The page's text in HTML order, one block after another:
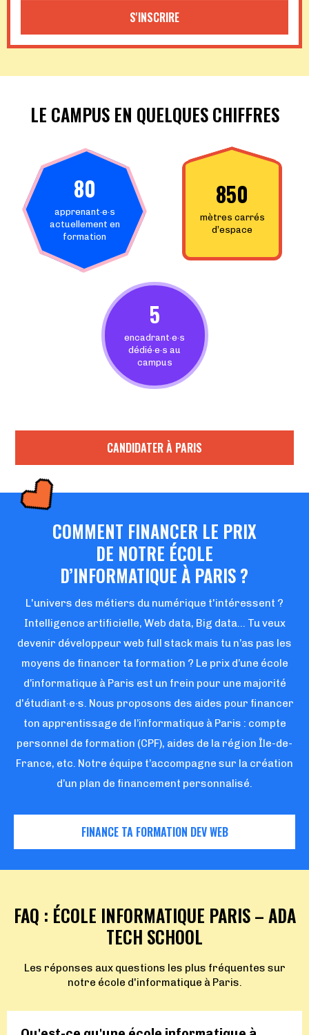
S'INSCRIRE
LE CAMPUS EN QUELQUES CHIFFRES
CANDIDATER À PARIS
80
apprenant·e·s
actuellement en
formation
850
mètres carrés
d’espace
5
encadrant·e·s
dédié·e·s au
campus
COMMENT FINANCER LE PRIX
DE NOTRE ÉCOLE
D’INFORMATIQUE À PARIS ?
L'univers des métiers du numérique t'intéressent ?
Intelligence artificielle, Web data, Big data... Tu veux
devenir développeur web full stack mais tu n’as pas les
moyens de financer ta formation ? Le prix d’une école
d’informatique à Paris est un frein pour une majorité
d'étudiant·e·s. Nous proposons des aides pour financer
ton apprentissage de l’informatique à Paris : compte
personnel de formation (CPF), aides de la région Île-de-
France, etc. Notre équipe t’accompagne sur la création
d’un plan de financement personnalisé.
FINANCE TA FORMATION DEV WEB
FAQ : ÉCOLE INFORMATIQUE PARIS – ADA
TECH SCHOOL
Les réponses aux questions les plus fréquentes sur
notre école d'informatique à Paris.